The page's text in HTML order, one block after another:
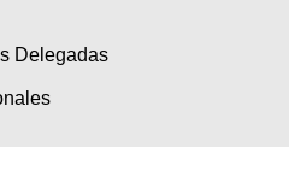
Delegadas